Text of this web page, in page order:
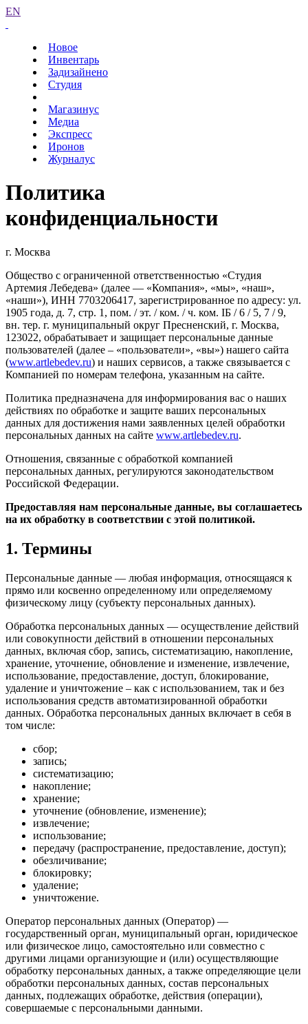
EN
Новое
Инвентарь
Задизайнено
Студия
Магазинус
Медиа
Экспресс
Иронов
Журналус
Политика
конфиденциальности
г. Москва
Общество с ограниченной ответственностью «Студия
Артемия Лебедева» (далее — «Компания», «мы», «наш»,
«наши»), ИНН 7703206417, зарегистрированное по адресу: ул.
1905 года, д. 7, стр. 1, пом. / эт. / ком. / ч. ком. IБ / 6 / 5, 7 / 9,
вн. тер. г. муниципальный округ Пресненский, г. Москва,
123022, обрабатывает и защищает персональные данные
пользователей (далее – «пользователи», «вы») нашего сайта
(www.artlebedev.ru) и наших сервисов, а также связывается с
Компанией по номерам телефона, указанным на сайте.
Политика предназначена для информирования вас о наших
действиях по обработке и защите ваших персональных
данных для достижения нами заявленных целей обработки
персональных данных на сайте www.artlebedev.ru.
Отношения, связанные с обработкой компанией
персональных данных, регулируются законодательством
Российской Федерации.
Предоставляя нам персональные данные, вы соглашаетесь
на их обработку в соответствии с этой политикой.
1. Термины
Персональные данные — любая информация, относящаяся к
прямо или косвенно определенному или определяемому
физическому лицу (субъекту персональных данных).
Обработка персональных данных — осуществление действий
или совокупности действий в отношении персональных
данных, включая сбор, запись, систематизацию, накопление,
хранение, уточнение, обновление и изменение, извлечение,
использование, предоставление, доступ, блокирование,
удаление и уничтожение – как с использованием, так и без
использования средств автоматизированной обработки
данных. Обработка персональных данных включает в себя в
том числе:
сбор;
запись;
систематизацию;
накопление;
хранение;
уточнение (обновление, изменение);
извлечение;
использование;
передачу (распространение, предоставление, доступ);
обезличивание;
блокировку;
удаление;
уничтожение.
Оператор персональных данных (Оператор) —
государственный орган, муниципальный орган, юридическое
или физическое лицо, самостоятельно или совместно с
другими лицами организующие и (или) осуществляющие
обработку персональных данных, а также определяющие цели
обработки персональных данных, состав персональных
данных, подлежащих обработке, действия (операции),
совершаемые с персональными данными.